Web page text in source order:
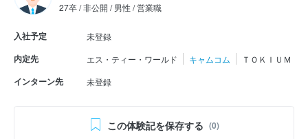
27卒 / 非公開 / 男性 / 営業職
入社予定 未登録
内定先 エス・ティー・ワールド キャムコム ＴＯＫＩＵＭ
インターン先 未登録
この体験記を保存する (0)